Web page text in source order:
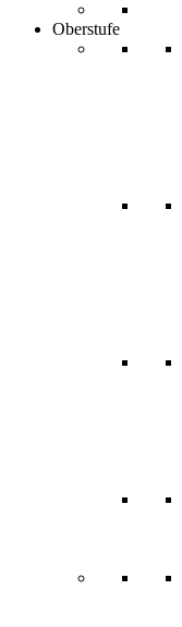
Oberstufe